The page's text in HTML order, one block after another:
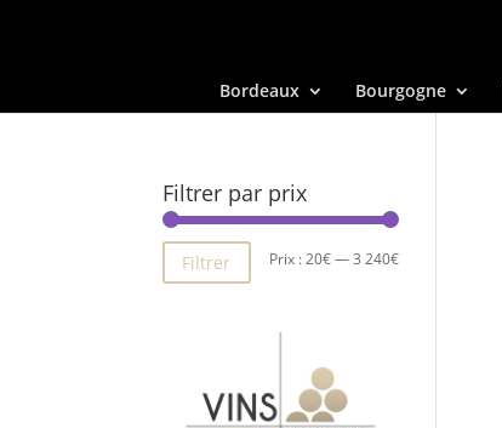
Bordeaux Bourgogne
Filtrer par prix
Prix
Prix
Filtrer Prix :20€—3 240€